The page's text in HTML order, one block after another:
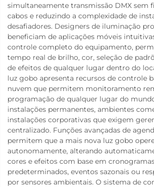
simultaneamente transmissão DMX sem
cabos e reduzindo a complexidade de
desafiadores. Designers de iluminação
beneficiam de aplicações móveis
controle completo do equipamento,
tempo real de brilho, cor, seleção de
de efeitos de qualquer lugar dentro do
luz gobo apresenta recursos de controle
nuvem que permitem monitoramento
programação de qualquer lugar do
instalações permanentes, ambientes
instalações corporativas que exigem
centralizado. Funções avançadas de
permitem que a mais nova luz gobo
autonomamente, alterando
cores e efeitos com base em
predeterminados, eventos sazonais ou
por sensores ambientais. O sistema de